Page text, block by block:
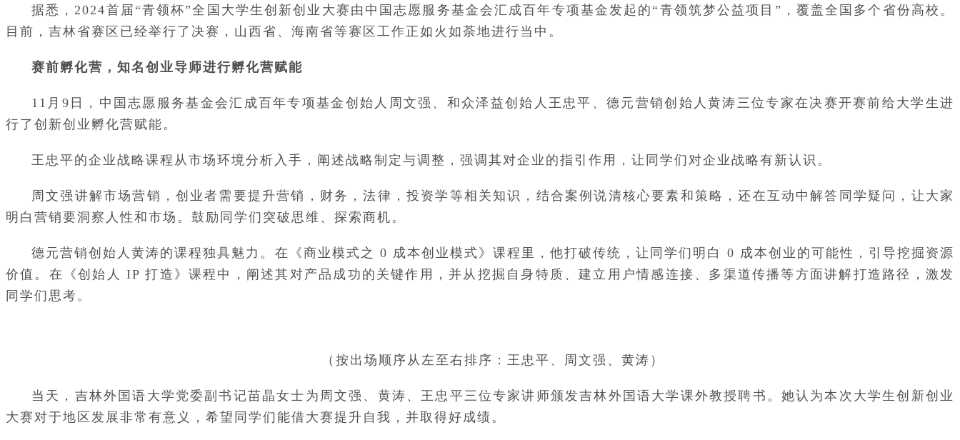
据悉，2024首届“青领杯”全国大学生创新创业大赛由中国志愿服务基金会汇成百年专项基金发起的“青领筑梦公益项目”，覆盖全国多个省份高校。
目前，吉林省赛区已经举行了决赛，山西省、海南省等赛区工作正如火如荼地进行当中。
赛前孵化营，知名创业导师进行孵化营赋能
11月9日，中国志愿服务基金会汇成百年专项基金创始人周文强、和众泽益创始人王忠平、德元营销创始人黄涛三位专家在决赛开赛前给大学生进
行了创新创业孵化营赋能。
王忠平的企业战略课程从市场环境分析入手，阐述战略制定与调整，强调其对企业的指引作用，让同学们对企业战略有新认识。
周文强讲解市场营销，创业者需要提升营销，财务，法律，投资学等相关知识，结合案例说清核心要素和策略，还在互动中解答同学疑问，让大家
明白营销要洞察人性和市场。鼓励同学们突破思维、探索商机。
德元营销创始人黄涛的课程独具魅力。在《商业模式之 0 成本创业模式》课程里，他打破传统，让同学们明白 0 成本创业的可能性，引导挖掘资源
价值。在《创始人 IP 打造》课程中，阐述其对产品成功的关键作用，并从挖掘自身特质、建立用户情感连接、多渠道传播等方面讲解打造路径，激发
同学们思考。
（按出场顺序从左至右排序：王忠平、周文强、黄涛）
当天，吉林外国语大学党委副书记苗晶女士为周文强、黄涛、王忠平三位专家讲师颁发吉林外国语大学课外教授聘书。她认为本次大学生创新创业
大赛对于地区发展非常有意义，希望同学们能借大赛提升自我，并取得好成绩。